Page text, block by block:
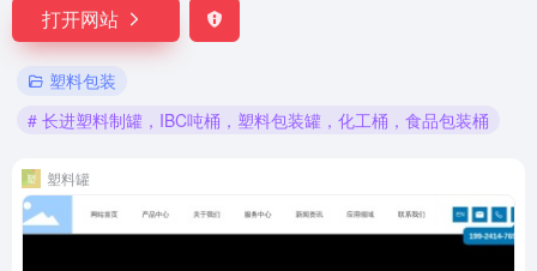
打开网站
塑料包装
# 长进塑料制罐，IBC吨桶，塑料包装罐，化工桶，食品包装桶
塑料罐